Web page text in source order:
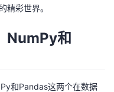
精彩世界。
NumPy和
和Pandas这两个在数据